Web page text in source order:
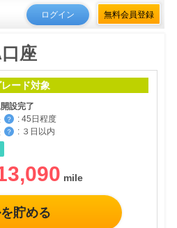
ログイン 無料会員登録
座
レード対象
設完了
？ : 45日程度
？ : ３日以内
貯める